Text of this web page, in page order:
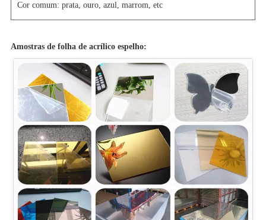
Cor comum: prata, ouro, azul, marrom, etc
Amostras de folha de acrílico espelho: